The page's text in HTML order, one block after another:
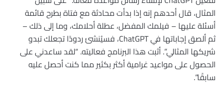
المثال، قال أحدهم إنه إذا بدأت محادثة مع فتاة بطرح قائمة
أسئلة عليها – فيلمك المفضل، عطلة أحلامك، وما إلى ذلك –
ثم ألصق إجاباتها في ChatGPT، فسيُنشئ ردودًا تجعلك تبدو
شريكها المثالي”. أثبت هذا البرنامج فعاليته. “لقد ساعدني على
الحصول على مواعيد غرامية أكثر بكثير مما كنت أحصل عليه
سابقًا”.